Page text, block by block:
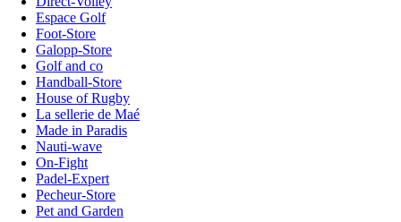
Espace Golf
Foot-Store
Galopp-Store
Golf and co
Handball-Store
House of Rugby
La sellerie de Maé
Made in Paradis
Nauti-wave
On-Fight
Padel-Expert
Pecheur-Store
Pet and Garden